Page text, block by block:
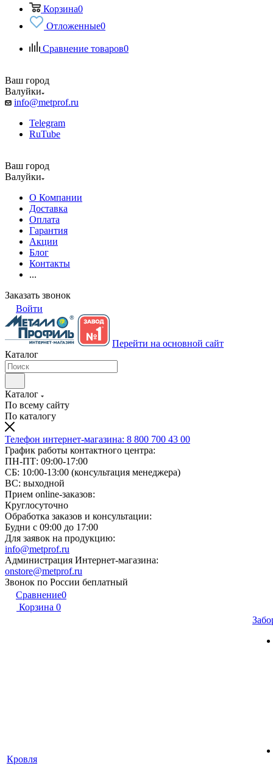
Корзина0
Отложенные0
Сравнение товаров0
Ваш город
Валуйки
info@metprof.ru
Telegram
RuTube
Ваш город
Валуйки
О Компании
Доставка
Оплата
Гарантия
Акции
Блог
Контакты
...
Заказать звонок
Войти
Перейти на основной сайт
Каталог
Каталог
По всему сайту
По каталогу
Телефон интернет-магазина: 8 800 700 43 00
График работы контактного центра:
ПН-ПТ: 09:00-17:00
СБ: 10:00-13:00 (консультация менеджера)
ВС: выходной
Прием online-заказов:
Круглосуточно
Обработка заказов и консультации:
Будни с 09:00 до 17:00
Для заявок на продукцию:
info@metprof.ru
Администрация Интернет-магазина:
onstore@metprof.ru
Звонок по России беплатный
Сравнение0
Корзина 0
Кровля